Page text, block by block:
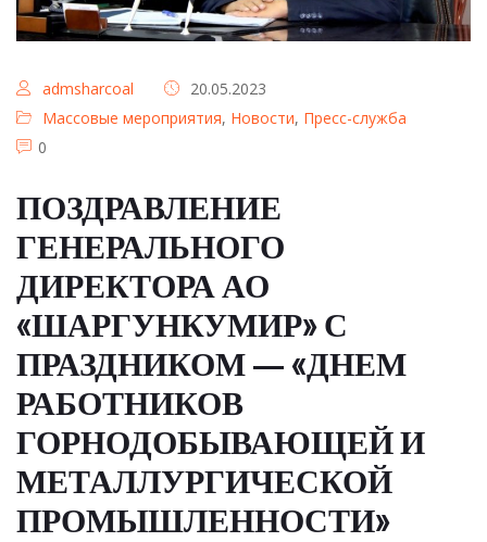
admsharcoal
20.05.2023
Массовые мероприятия, Новости, Пресс-служба
0
ПОЗДРАВЛЕНИЕ
ГЕНЕРАЛЬНОГО
ДИРЕКТОРА АО
«ШАРГУНКУМИР» С
ПРАЗДНИКОМ — «ДНЕМ
РАБОТНИКОВ
ГОРНОДОБЫВАЮЩЕЙ И
МЕТАЛЛУРГИЧЕСКОЙ
ПРОМЫШЛЕННОСТИ»